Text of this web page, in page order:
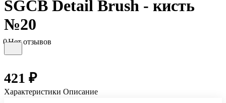
SGCB Detail Brush - кисть
№20
0Нет отзывов
421 ₽
Характеристики Описание